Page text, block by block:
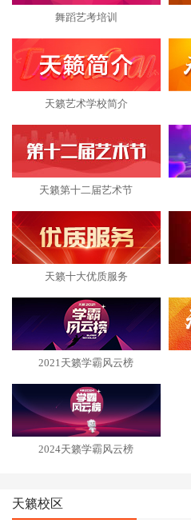
舞蹈艺考培训
天籁艺术学校简介
天籁第十二届艺术节
天籁十大优质服务
2021天籁学霸风云榜
2024天籁学霸风云榜
天籁校区